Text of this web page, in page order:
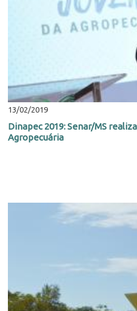
13/02/2019
Dinapec 2019: Senar/MS
Agropecuária